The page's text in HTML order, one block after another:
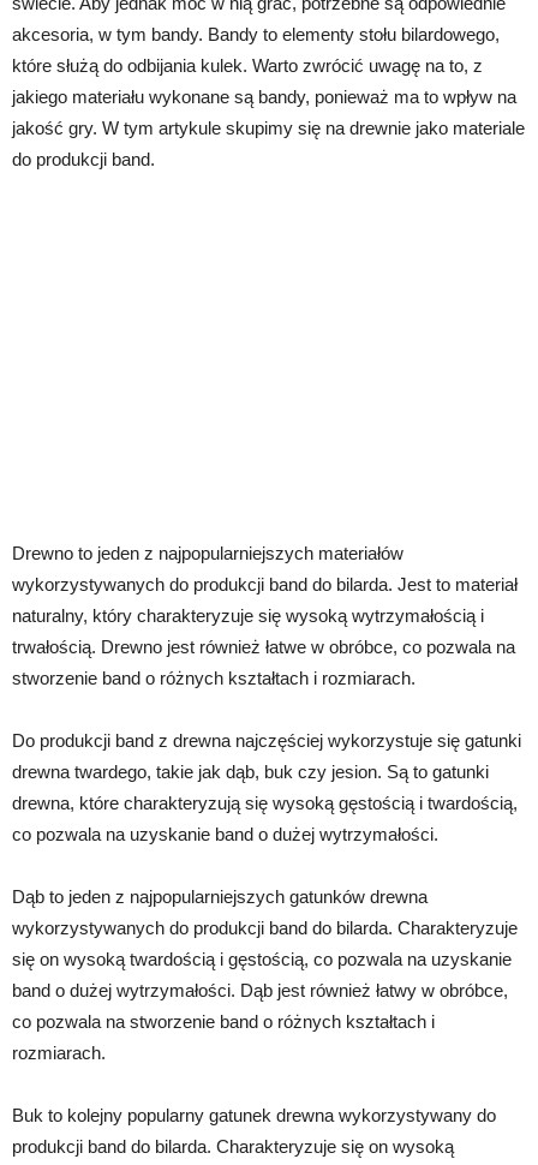
akcesoria, w tym bandy. Bandy to elementy stołu bilardowego,
które służą do odbijania kulek. Warto zwrócić uwagę na to, z
jakiego materiału wykonane są bandy, ponieważ ma to wpływ na
jakość gry. W tym artykule skupimy się na drewnie jako materiale
do produkcji band.
Drewno to jeden z najpopularniejszych materiałów
wykorzystywanych do produkcji band do bilarda. Jest to materiał
naturalny, który charakteryzuje się wysoką wytrzymałością i
trwałością. Drewno jest również łatwe w obróbce, co pozwala na
stworzenie band o różnych kształtach i rozmiarach.
Do produkcji band z drewna najczęściej wykorzystuje się gatunki
drewna twardego, takie jak dąb, buk czy jesion. Są to gatunki
drewna, które charakteryzują się wysoką gęstością i twardością,
co pozwala na uzyskanie band o dużej wytrzymałości.
Dąb to jeden z najpopularniejszych gatunków drewna
wykorzystywanych do produkcji band do bilarda. Charakteryzuje
się on wysoką twardością i gęstością, co pozwala na uzyskanie
band o dużej wytrzymałości. Dąb jest również łatwy w obróbce,
co pozwala na stworzenie band o różnych kształtach i
rozmiarach.
Buk to kolejny popularny gatunek drewna wykorzystywany do
produkcji band do bilarda. Charakteryzuje się on wysoką